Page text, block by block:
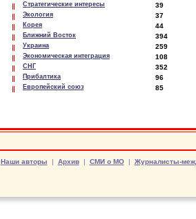
Стратегические интересы 39
Экология 37
Корея 44
Ближний Восток 394
Украина 259
Экономическая интеграция 108
СНГ 352
Прибалтика 96
Европейский союз 85
Наши авторы | Архив| СМИ о МО| Журналисты-